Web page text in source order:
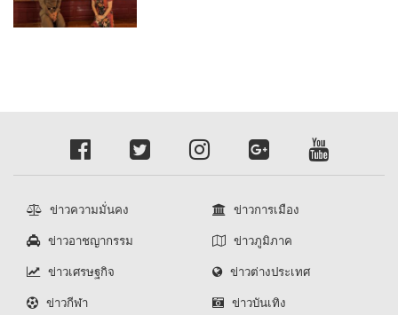
ข่าวความมั่นคง
ข่าวการเมือง
ข่าวอาชญากรรม
ข่าวภูมิภาค
ข่าวเศรษฐกิจ
ข่าวต่างประเทศ
ข่าวกีฬา
ข่าวบันเทิง